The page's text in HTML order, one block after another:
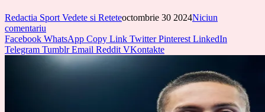
Redactia Sport Vedete si Reteteoctombrie 30 2024Niciun
comentariu
Facebook WhatsApp Copy Link Twitter Pinterest LinkedIn
Telegram Tumblr Email Reddit VKontakte